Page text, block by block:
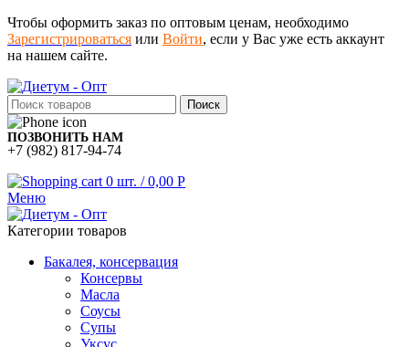
Чтобы оформить заказ по оптовым ценам, необходимо
Зарегистрироваться или Войти, если у Вас уже есть аккаунт
на нашем сайте.
Поиск
ПОЗВОНИТЬ НАМ
+7 (982) 817-94-74
0 шт. / 0,00 Р
Меню
Категории товаров
Бакалея, консервация
Консервы
Масла
Соусы
Супы
Уксус